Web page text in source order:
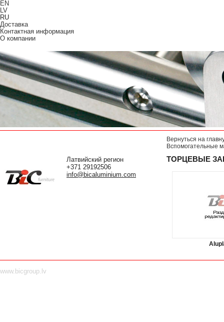
EN
LV
RU
Доставка
Контактная информация
О компании
Латвийский регион
+371 29192506
info@bicaluminium.com
Вернуться на
Вспомогательные
ТОРЦЕВЫЕ
www.bicgroup.lv